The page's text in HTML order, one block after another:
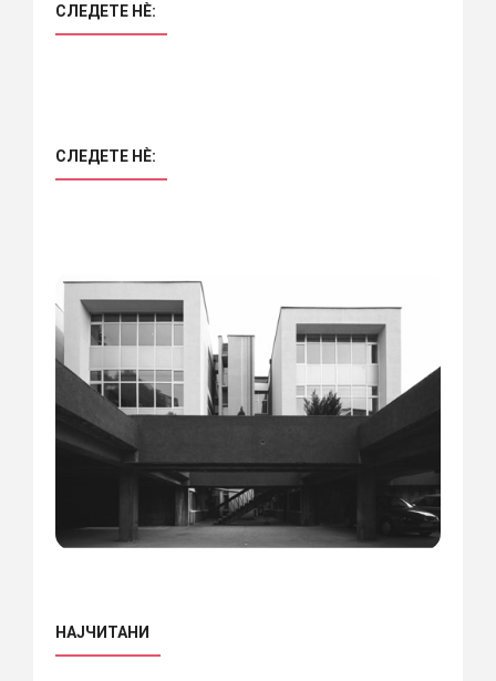
СЛЕДЕТЕ НÈ:
СЛЕДЕТЕ НÈ:
НАЈЧИТАНИ